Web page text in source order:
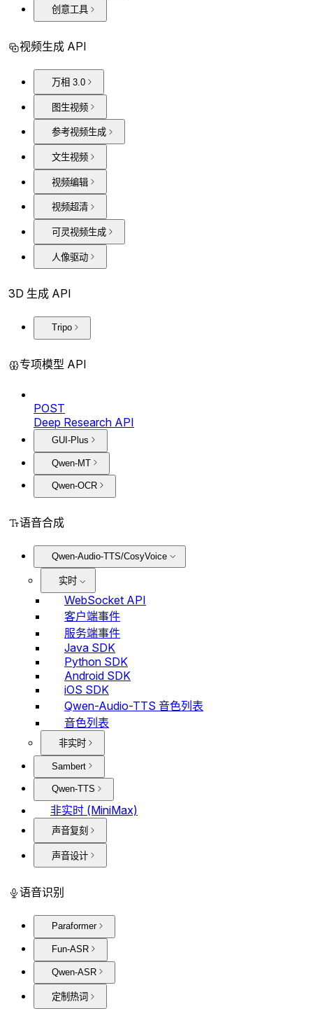
创意工具
视频生成 API
万相 3.0
图生视频
参考视频生成
文生视频
视频编辑
视频超清
可灵视频生成
人像驱动
3D 生成 API
Tripo
专项模型 API
POST
Deep Research API
GUI-Plus
Qwen-MT
Qwen-OCR
语音合成
Qwen-Audio-TTS/CosyVoice
实时
WebSocket API
客户端事件
服务端事件
Java SDK
Python SDK
Android SDK
iOS SDK
Qwen-Audio-TTS 音色列表
音色列表
非实时
Sambert
Qwen-TTS
非实时 (MiniMax)
声音复刻
声音设计
语音识别
Paraformer
Fun-ASR
Qwen-ASR
定制热词